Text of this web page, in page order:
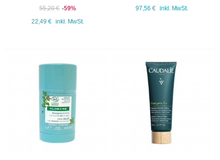
55,20 € -59%
22,49 €
inkl. MwSt.
97,56 € inkl. MwSt.